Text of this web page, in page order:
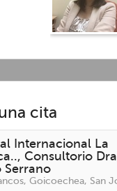
cita
Internacional La
Consultorio
Serrano